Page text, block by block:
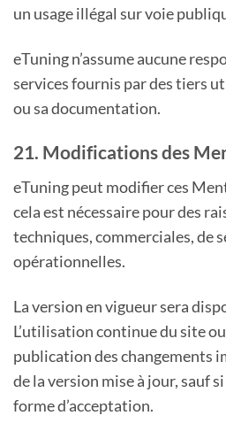
un usage illégal sur voie
eTuning n’assume aucune
services fournis par des tiers
ou sa documentation.
21. Modifications des
eTuning peut modifier ces
cela est nécessaire pour des
techniques, commerciales, de
opérationnelles.
La version en vigueur sera
L’utilisation continue du site
publication des changements
de la version mise à jour, sauf
forme d’acceptation.